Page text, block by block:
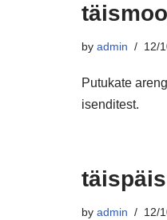
by admin 12/
Putukate
isenditest.
by admin 12/